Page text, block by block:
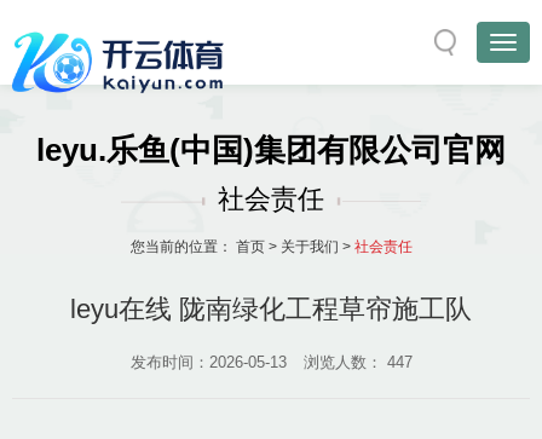
leyu.乐鱼(中国)集团有限公司官网
社会责任
您当前的位置： 首页> 关于我们 > 社会责任
leyu在线 陇南绿化工程草帘施工队
发布时间：2026-05-13 浏览人数： 447